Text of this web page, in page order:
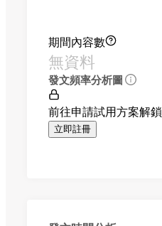
期間內容數
無資料
發文頻率分析圖
前往申請試用方案解鎖
立即註冊